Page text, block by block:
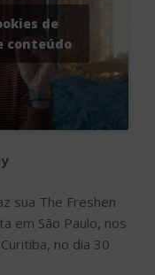
de
conteúdo
sua The Freshen
em São Paulo, nos
no dia 30